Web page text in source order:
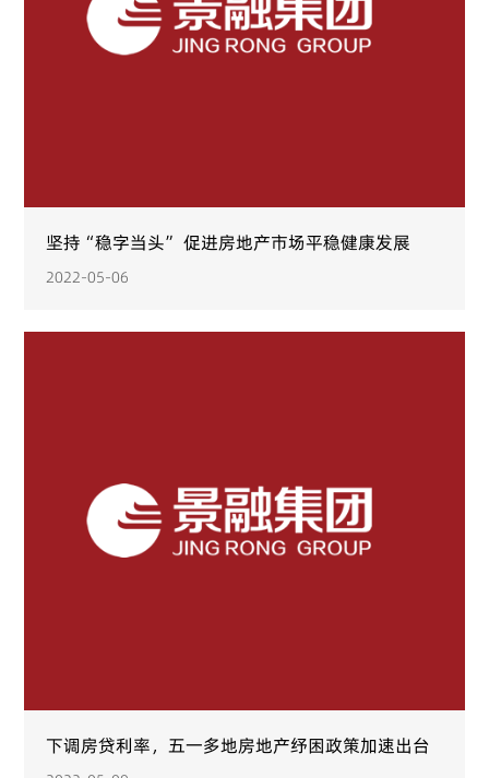
坚持“稳字当头” 促进房地产市场平稳健康发展
2022-05-06
下调房贷利率，五一多地房地产纾困政策加速出台